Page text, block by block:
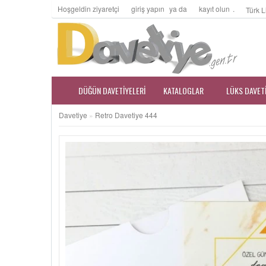
Hoşgeldin ziyaretçi giriş yapın ya da kayıt olun . Türk
DÜĞÜN DAVETIYELERI KATALOGLAR LÜKS
Davetiye » Retro Davetiye 444